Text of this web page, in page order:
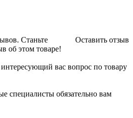
Оставить отзыв
Станьте
об этом товаре!
вас вопрос по товару
специалисты обязательно вам